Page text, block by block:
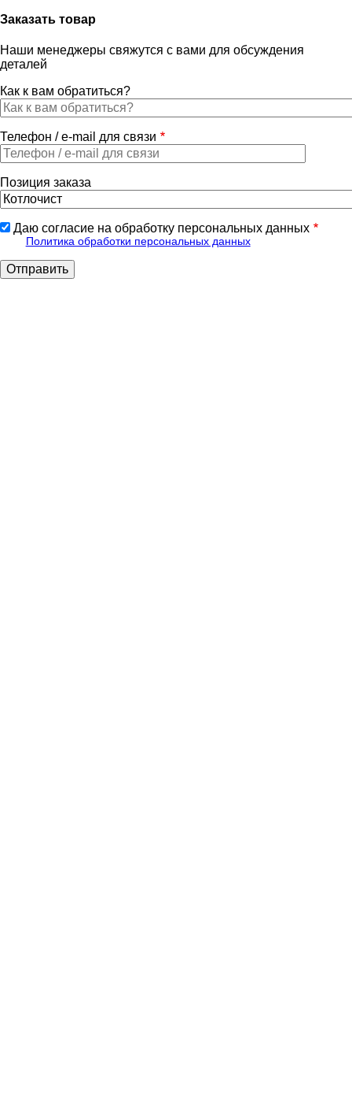
Заказать товар
Наши менеджеры свяжутся с вами для обсуждения
деталей
Как к вам обратиться?
Телефон / e-mail для связи
Позиция заказа
Даю согласие на обработку персональных данных
Политика обработки персональных данных